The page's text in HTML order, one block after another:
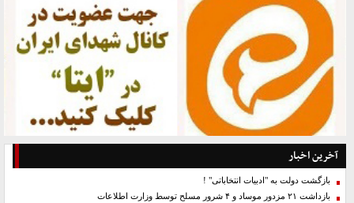
آخرین اخبار
بازگشت دولت به "ادبیات انتخاباتی" !
بازداشت ۲۱ مزدور موساد و ۴ شرور مسلح توسط وزارت اطلاعات